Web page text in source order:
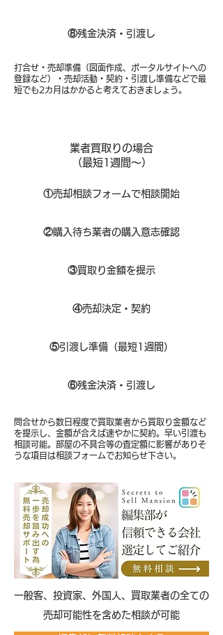
打合せ・売却準備（図面作成、ポータルサイトへの
登録など）・売却活動・契約・引渡し準備などで最
短でも2カ月はかかると考えておきましょう。
⑧​残金決済・引渡し
業者買取りの場合
（​最短1週間～）
①​売却相談フォームで相談開始
②購入待ち業者の購入意志確認
③買取り金額を提示
④売却決定・契約
⑤引渡し準備（最短1週間）
⑥残金決済・引渡し
問合せから数日程度で買取業者から買取り金額など
を提示し、金額が合えば速やかに契約。早い引渡も
相談可能。部屋の不具合等の査定額に影響がありそ
うな項目は相談フォームでお知らせ下さい。
​一般客、投資家、外国人、買取業者の全ての
売却可能性を含めた相談が可能